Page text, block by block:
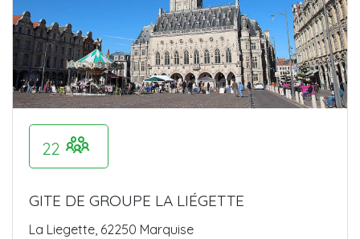
22
GITE DE GROUPE LA LIÉGETTE
La Liegette, 62250 Marquise